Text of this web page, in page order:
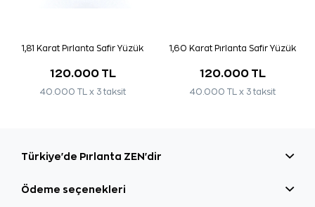
1,81 Karat Pırlanta Safir Yüzük
120.000 TL
40.000 TL x 3 taksit
1,60 Karat Pırlanta Safir Yüzük
120.000 TL
40.000 TL x 3 taksit
Türkiye'de Pırlanta ZEN'dir
Ödeme seçenekleri